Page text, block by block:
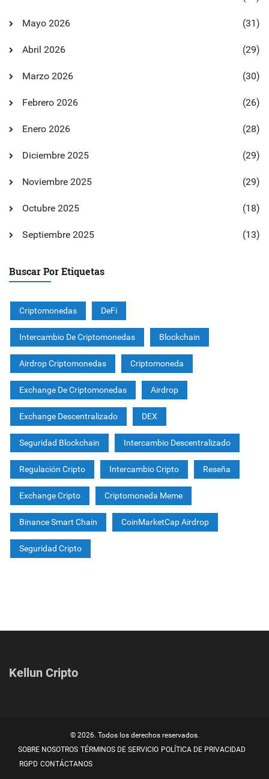
Mayo 2026 (31)
Abril 2026 (29)
Marzo 2026 (30)
Febrero 2026 (26)
Enero 2026 (28)
Diciembre 2025 (29)
Noviembre 2025 (29)
Octubre 2025 (18)
Septiembre 2025 (13)
Buscar Por Etiquetas
Criptomonedas DeFi
Intercambio De Criptomonedas Blockchain
Airdrop Criptomonedas Criptomoneda
Exchange De Criptomonedas Airdrop
Exchange Descentralizado DEX
Seguridad Blockchain Intercambio Descentralizado
Regulación Cripto Intercambio Cripto Reseña
Exchange Cripto Criptomoneda Meme
Binance Smart Chain CoinMarketCap Airdrop
Seguridad Cripto
Kellun Cripto
© 2026. Todos los derechos reservados.
SOBRE NOSOTROS TÉRMINOS DE SERVICIO POLÍTICA DE PRIVACIDAD
RGPD CONTÁCTANOS